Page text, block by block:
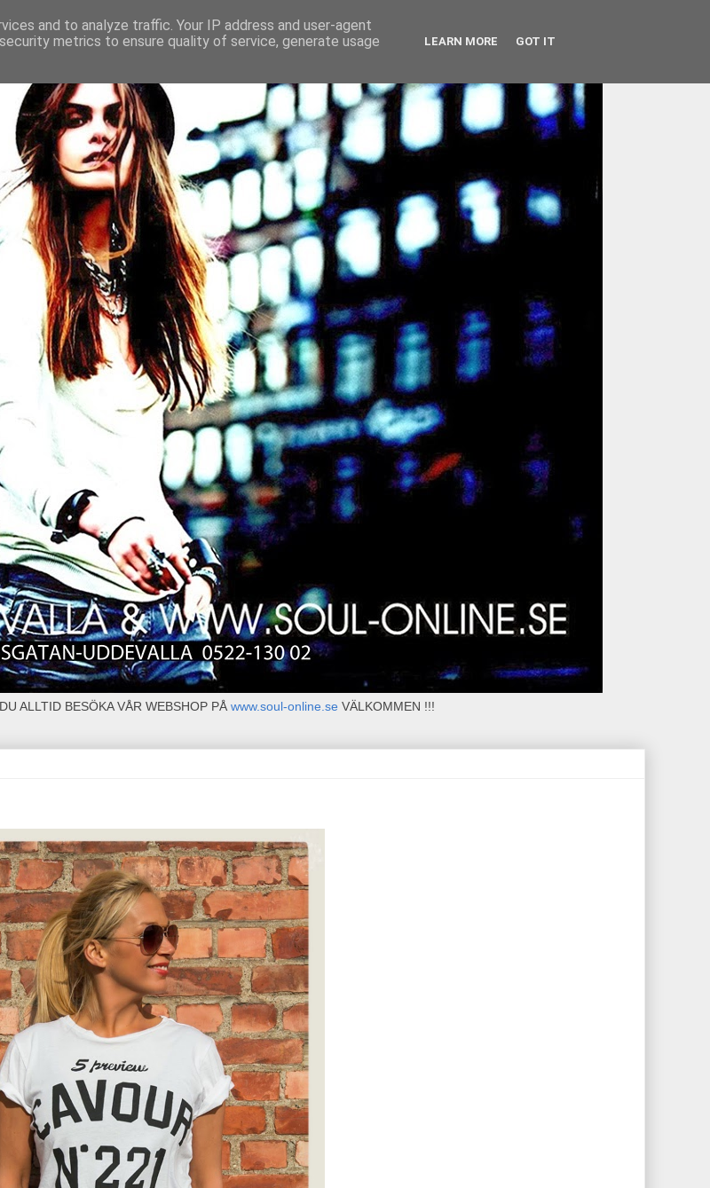
ALLTID BESÖKA VÅR WEBSHOP PÅ www.soul-online.se VÄLKOMMEN !!!
and to analyze traffic. Your IP address and user-agent
metrics to ensure quality of service, generate usage
LEARN MORE GOT IT